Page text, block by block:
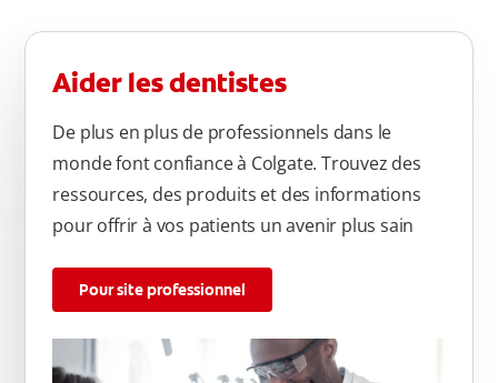
Aider les dentistes
De plus en plus de professionnels dans le
monde font confiance à Colgate. Trouvez des
ressources, des produits et des informations
pour offrir à vos patients un avenir plus sain
Pour site professionnel